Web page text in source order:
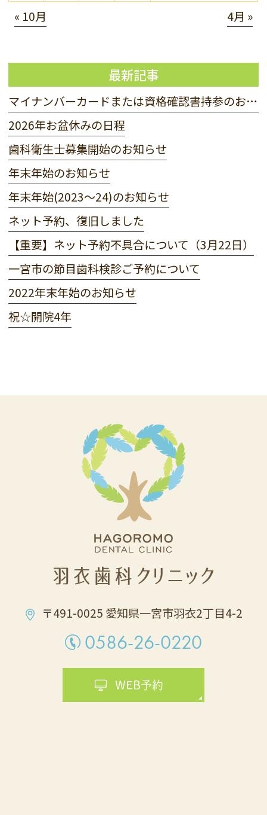
« 10月 4月 »
最新記事
マイナンバーカードまたは資格確認書持参のお願い
2026年お盆休みの日程
歯科衛生士募集開始のお知らせ
年末年始のお知らせ
年末年始(2023〜24)のお知らせ
ネット予約、復旧しました
【重要】ネット予約不具合について（3月22日）
一宮市の節目歯科検診ご予約について
2022年末年始のお知らせ
祝☆開院4年
〒491-0025 愛知県一宮市⽻⾐2丁⽬4-2
0586-26-0220
WEB予約